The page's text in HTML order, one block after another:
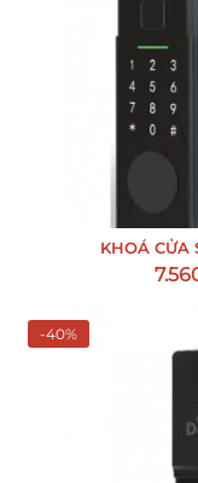
KHOÁ CỬA
-40%